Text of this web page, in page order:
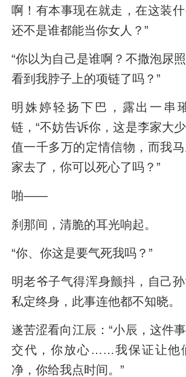
啊！有本事现在就走，在这装
还不是谁都能当你女人？”
“你以为自己是谁啊？不撒泡尿
看到我脖子上的项链了吗？”
明姝婷轻扬下巴，露出一串
链，“不妨告诉你，这是李家大
值一千多万的定情信物，而我
家去了，你可以死心了吗？”
啪——
刹那间，清脆的耳光响起。
“你、你这是要气死我吗？”
明老爷子气得浑身颤抖，自己
私定终身，此事连他都不知晓。
遂苦涩看向江辰：“小辰，这件
交代，你放心……我保证让他
净，你给我点时间。”